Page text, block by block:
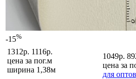
-15%
1312р. 1116р.
цена за пог.м
ширина 1,38м
1049р.
цена за
для